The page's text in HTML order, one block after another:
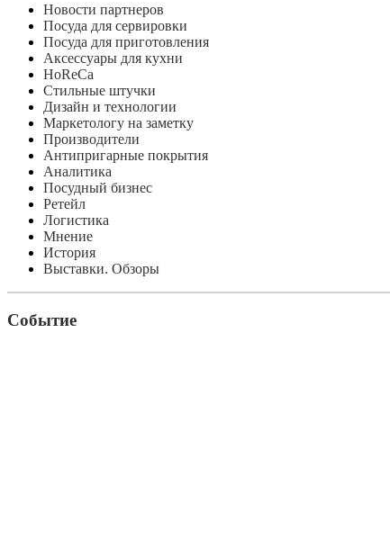
Новости партнеров
Посуда для сервировки
Посуда для приготовления
Аксессуары для кухни
HoReCa
Стильные штучки
Дизайн и технологии
Маркетологу на заметку
Производители
Антипригарные покрытия
Аналитика
Посудный бизнес
Ретейл
Логистика
Мнение
История
Выставки. Обзоры
Событие